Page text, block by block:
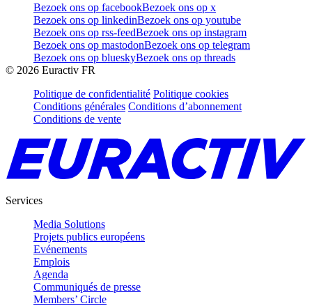
Bezoek ons op facebookBezoek ons op x
Bezoek ons op linkedinBezoek ons op youtube
Bezoek ons op rss-feedBezoek ons op instagram
Bezoek ons op mastodonBezoek ons op telegram
Bezoek ons op blueskyBezoek ons op threads
© 2026 Euractiv FR
Politique de confidentialité Politique cookies
Conditions générales Conditions d’abonnement
Conditions de vente
Services
Media Solutions
Projets publics européens
Evénements
Emplois
Agenda
Communiqués de presse
Members’ Circle